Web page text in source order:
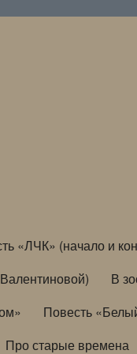
«ЛЧК» (начало и
В
Повесть
Про старые времена